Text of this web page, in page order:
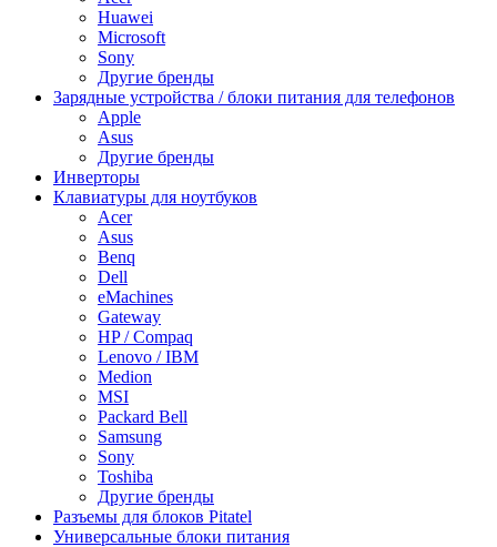
Huawei
Microsoft
Sony
Другие бренды
Зарядные устройства / блоки питания для телефонов
Apple
Asus
Другие бренды
Инверторы
Клавиатуры для ноутбуков
Acer
Asus
Benq
Dell
eMachines
Gateway
HP / Compaq
Lenovo / IBM
Medion
MSI
Packard Bell
Samsung
Sony
Toshiba
Другие бренды
Разъемы для блоков Pitatel
Универсальные блоки питания